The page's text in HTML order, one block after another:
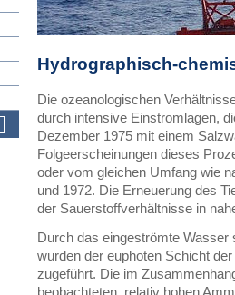
Hydrographisch-
Die ozeanologischen
durch intensive Einstromlagen,
Dezember 1975 mit einem
Folgeerscheinungen dieses
oder vom gleichen Umfang wie
und 1972. Die Erneuerung des
der Sauerstoffverhältnisse in
Durch das eingeströmte
wurden der euphoten Schicht
zugeführt. Die im